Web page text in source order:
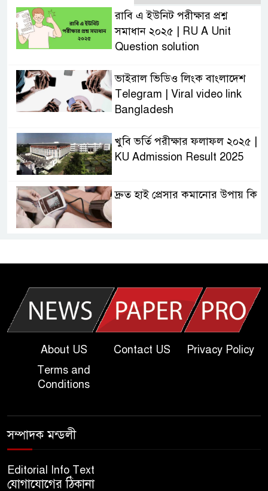
রাবি এ ইউনিট পরীক্ষার প্রশ্ন
সমাধান ২০২৫ | RU A Unit
Question solution
ভাইরাল ভিডিও লিংক বাংলাদেশ
Telegram | Viral video link
Bangladesh
খুবি ভর্তি পরীক্ষার ফলাফল ২০২৫ |
KU Admission Result 2025
দ্রুত হাই প্রেসার কমানোর উপায় কি
| Today Dakhil Exam
খুবি সি ইউনিট ভর্তি পরীক্ষার প্রশ্ন
২০২৫ | KU C Unit Admission
Question
About US Contact US
Privacy Policy
Terms and
Conditions
সম্পাদক মন্ডলী
Editorial Info Text
যোগাযোগের ঠিকানা